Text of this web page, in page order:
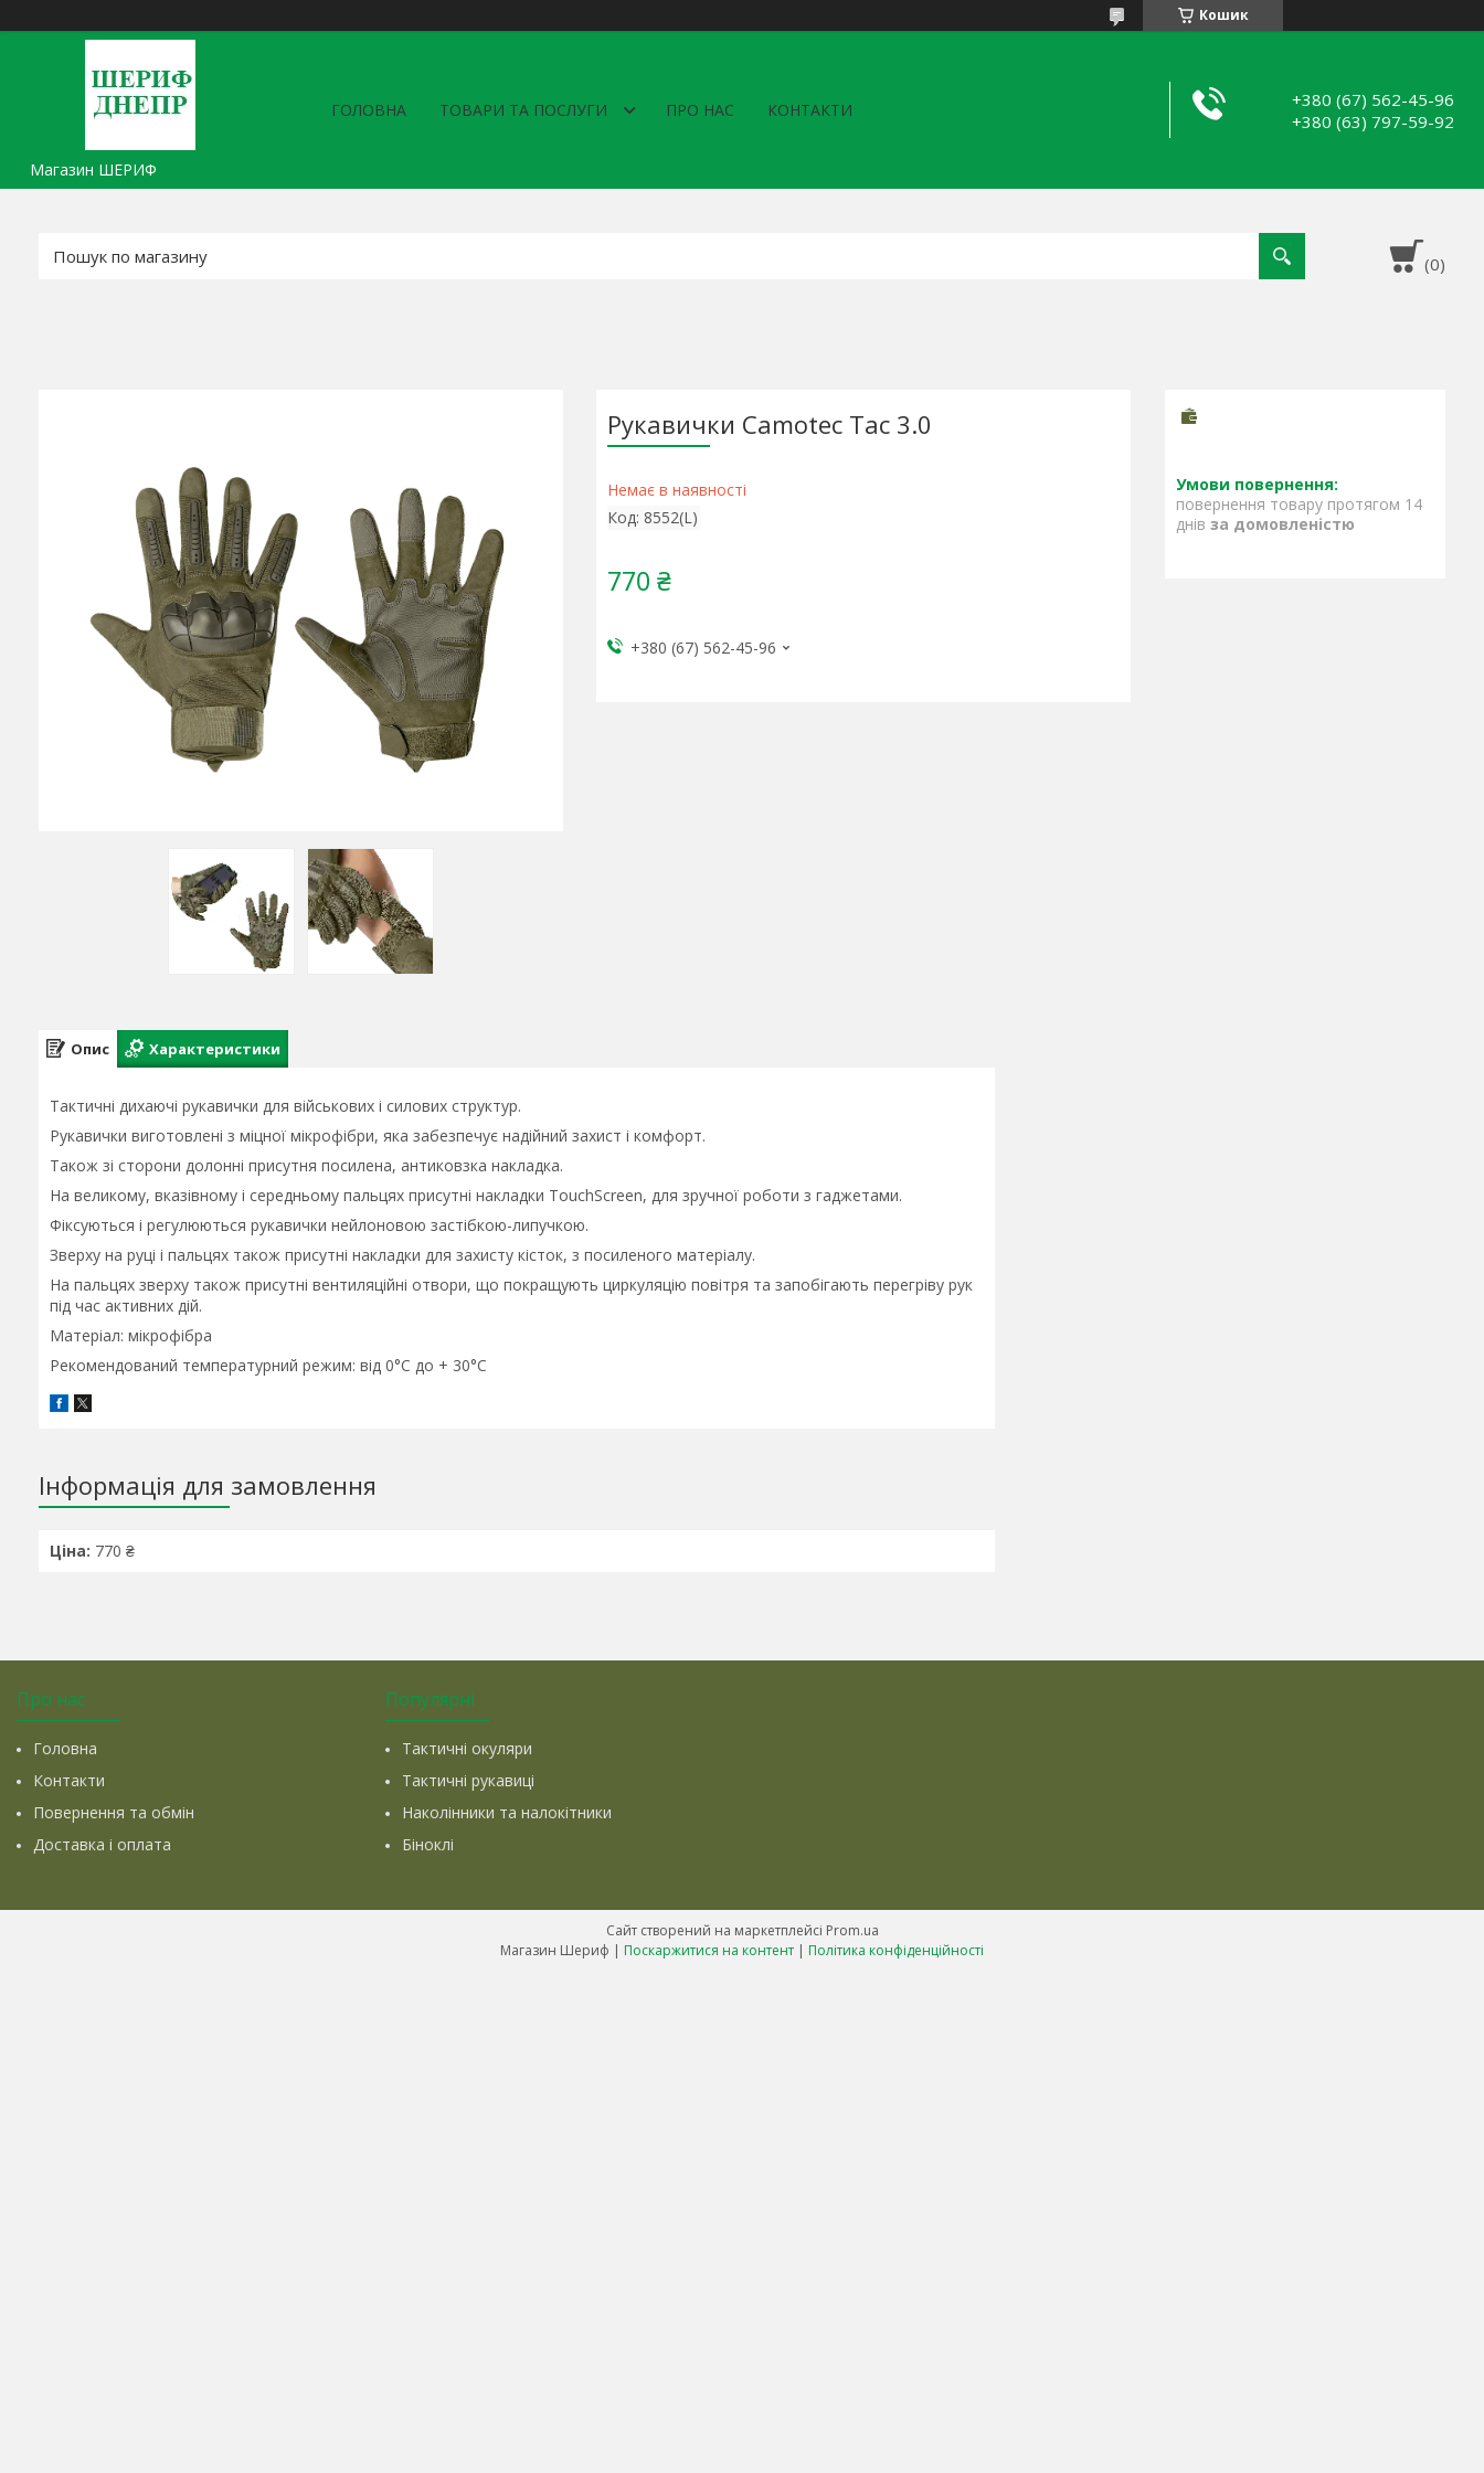
Кошик
Магазин ШЕРИФ
ГОЛОВНА ТОВАРИ ТА ПОСЛУГИ ПРО НАС КОНТАКТИ
+380 (67) 562-45-96
+380 (63) 797-59-92
Рукавички Camotec Tac 3.0
Немає в наявності
Код: 8552(L)
770 ₴
+380 (67) 562-45-96
повернення товару протягом 14
днів за домовленістю
Опис Характеристики
Тактичні дихаючі рукавички для військових і силових структур.
Рукавички виготовлені з міцної мікрофібри, яка забезпечує надійний захист і комфорт.
Також зі сторони долонні присутня посилена, антиковзка накладка.
На великому, вказівному і середньому пальцях присутні накладки TouchScreen, для зручної роботи з гаджетами.
Фіксуються і регулюються рукавички нейлоновою застібкою-липучкою.
Зверху на руці і пальцях також присутні накладки для захисту кісток, з посиленого матеріалу.
На пальцях зверху також присутні вентиляційні отвори, що покращують циркуляцію повітря та запобігають перегріву рук
під час активних дій.
Матеріал: мікрофібра
Рекомендований температурний режим: від 0°C до + 30°C
Інформація для замовлення
Ціна: 770 ₴
Про нас
Головна
Контакти
Повернення та обмін
Доставка і оплата
Популярні
Тактичні окуляри
Тактичні рукавиці
Наколінники та налокітники
Біноклі
Сайт створений на маркетплейсі Prom.ua
Магазин Шериф | Поскаржитися на контент | Політика конфіденційності